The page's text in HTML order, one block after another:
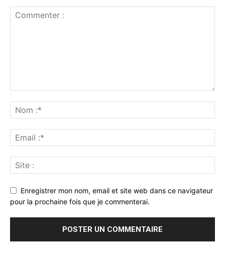
Enregistrer mon nom, email et site web dans ce navigateur
pour la prochaine fois que je commenterai.